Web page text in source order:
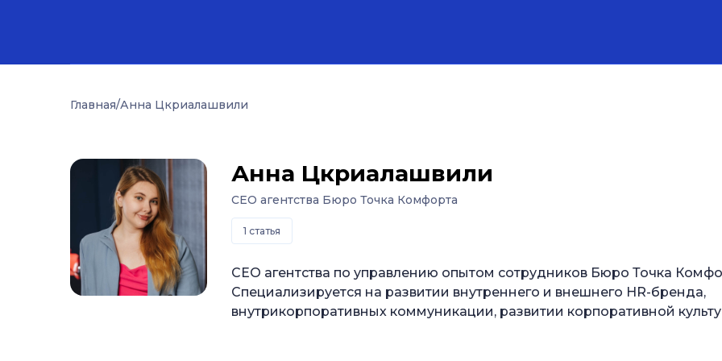
Главная/Анна Цкриалашвили
Анна Цкриалашвили
CEO агентства Бюро Точка Комфорта
1 статья
CEO агентства по управлению опытом сотрудников Бюро Точка
Специализируется на развитии внутреннего и внешнего HR-бренда,
внутрикорпоративных коммуникации, развитии корпоративной